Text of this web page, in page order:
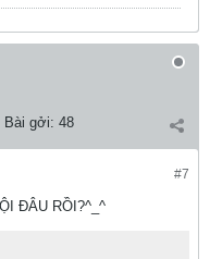
Bài gởi: 48
#7
ĐÂU RỒI?^_^